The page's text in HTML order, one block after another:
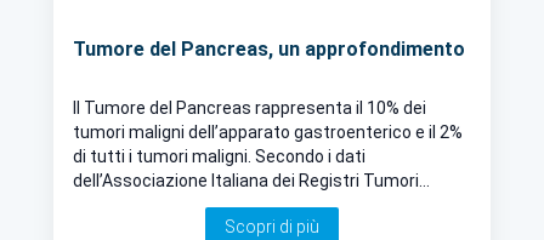
Tumore del Pancreas, un approfondimento
Il Tumore del Pancreas rappresenta il 10% dei
tumori maligni dell’apparato gastroenterico e il 2%
di tutti i tumori maligni. Secondo i dati
dell’Associazione Italiana dei Registri Tumori
(AIRTUM) nel 2020 in Italia si è verificata una
significativa crescita nell’insorgenza di Tumori al
Scopri di più